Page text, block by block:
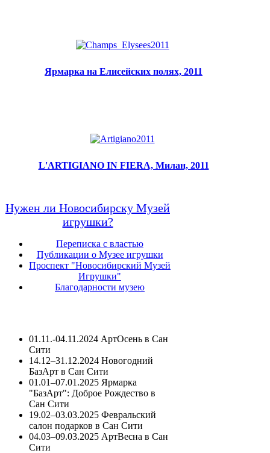
Ярмарка на Елисейских полях, 2011
L'ARTIGIANO IN FIERA, Милан, 2011
Нужен ли Новосибирску Музей
игрушки?
Переписка с властью
Публикации о Музее игрушки
Проспект "Новосибирский Музей
Игрушки"
Благодарности музею
01.11.-04.11.2024 АртОсень в Сан
Сити
14.12–31.12.2024 Новогодний
БазАрт в Сан Сити
01.01–07.01.2025 Ярмарка
"БазАрт": Доброе Рождество в
Сан Сити
19.02–03.03.2025 Февральский
салон подарков в Сан Сити
04.03–09.03.2025 АртВесна в Сан
Сити